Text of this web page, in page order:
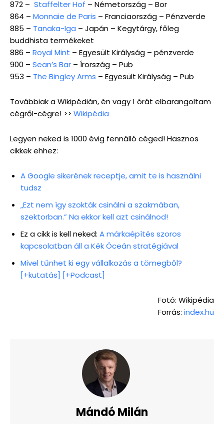
872 – Staffelter Hof – Németország – Bor
864 – Monnaie de Paris – Franciaország – Pénzverde
885 – Tanaka-Iga – Japán – Kegytárgy, főleg
buddhista termékeket
886 – Royal Mint – Egyesült Királyság – pénzverde
900 – Sean’s Bar – Írország – Pub
953 – The Bingley Arms – Egyesült Királyság – Pub
Továbbiak a Wikipédián, én vagy 1 órát elbarangoltam
cégről-cégre! >> Wikipédia
Legyen neked is 1000 évig fennálló céged! Hasznos
cikkek ehhez:
A Google sikerének receptje, amit te is használni
tudsz
„Ezt nem így szokták csinálni a szakmában,
szektorban.” Na ekkor kell azt csinálnod!
Ez a cikk is kell neked: A márkaépítés szoros
kapcsolatban áll a Kék Óceán stratégiával
Mivel tűnhet ki egy vállalkozás a tömegből?
[+kutatás] [+Podcast]
Fotó: Wikipédia
Forrás: index.hu
Mándó Milán